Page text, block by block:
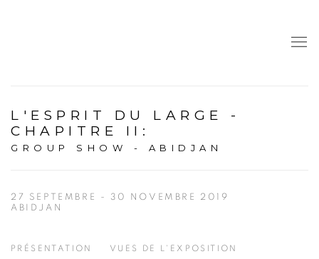
L'ESPRIT DU LARGE -
CHAPITRE II :
GROUP SHOW - ABIDJAN
27 SEPTEMBRE - 30 NOVEMBRE 2019
ABIDJAN
PRÉSENTATION
VUES DE L'EXPOSITION